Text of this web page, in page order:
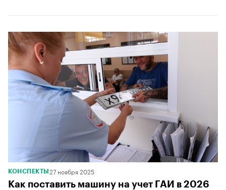
КОНСПЕКТЫ 27 ноября 2025
Как поставить машину на учет ГАИ в 2026